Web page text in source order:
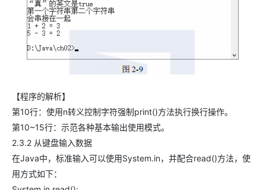
【程序的解析】
第10行：使用n转义控制字符强制print()方法执行换行操作。
第10~15行：示范各种基本输出使用模式。
2.3.2 从键盘输入数据
在Java中，标准输入可以使用System.in，并配合read()方法，使
用方式如下：